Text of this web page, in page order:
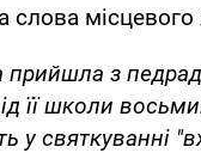
слова місцевого
з
її школи
у святкуванні